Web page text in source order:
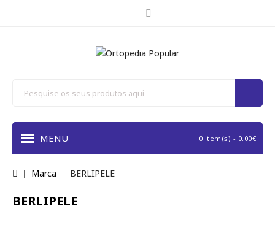
0 item(s) - 0.00€
MENU
Marca BERLIPELE
BERLIPELE